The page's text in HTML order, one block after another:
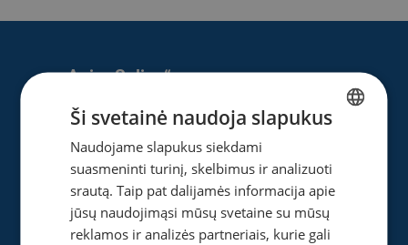
Apie „Splius“
Apie mus
Karjera
Privatumo ir slapukų politika
ENGLISH
Ši svetainė naudoja slapukus
Naudojame slapukus siekdami
suasmeninti turinį, skelbimus ir analizuoti
srautą. Taip pat dalijamės informacija apie
jūsų naudojimąsi mūsų svetaine su mūsų
reklamos ir analizės partneriais, kurie gali